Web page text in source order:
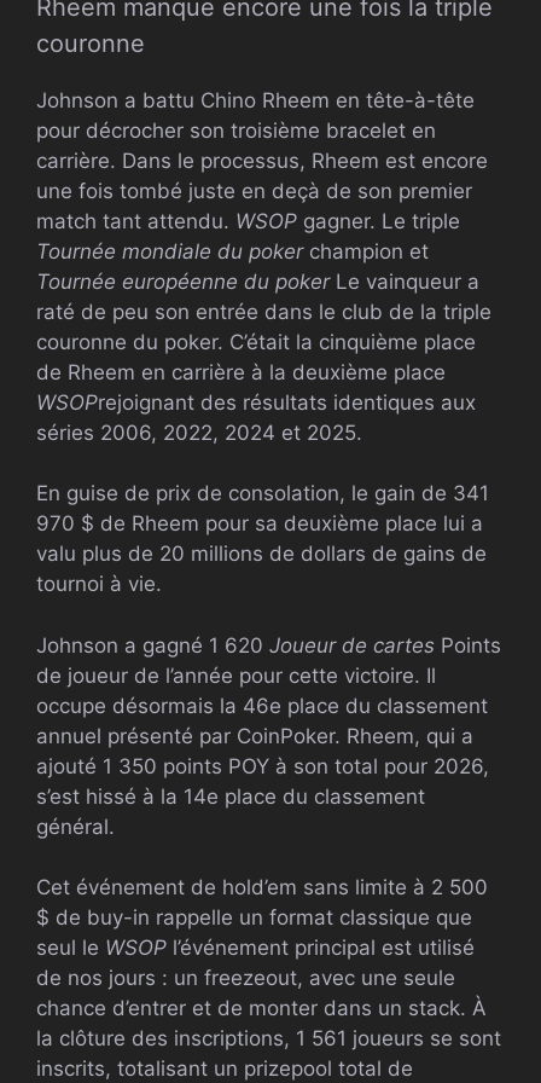
Rheem manque encore une fois la triple
couronne
Johnson a battu Chino Rheem en tête-à-tête
pour décrocher son troisième bracelet en
carrière. Dans le processus, Rheem est encore
une fois tombé juste en deçà de son premier
match tant attendu. WSOP gagner. Le triple
Tournée mondiale du poker champion et
Tournée européenne du pokerLe vainqueur a
raté de peu son entrée dans le club de la triple
couronne du poker. C’était la cinquième place
de Rheem en carrière à la deuxième place
WSOPrejoignant des résultats identiques aux
séries 2006, 2022, 2024 et 2025.
En guise de prix de consolation, le gain de 341
970 $ de Rheem pour sa deuxième place lui a
valu plus de 20 millions de dollars de gains de
tournoi à vie.
Johnson a gagné 1 620 Joueur de cartes Points
de joueur de l’année pour cette victoire. Il
occupe désormais la 46e place du classement
annuel présenté par CoinPoker. Rheem, qui a
ajouté 1 350 points POY à son total pour 2026,
s’est hissé à la 14e place du classement
général.
Cet événement de hold’em sans limite à 2 500
$ de buy-in rappelle un format classique que
seul le WSOP l’événement principal est utilisé
de nos jours : un freezeout, avec une seule
chance d’entrer et de monter dans un stack. À
la clôture des inscriptions, 1 561 joueurs se sont
inscrits, totalisant un prizepool total de